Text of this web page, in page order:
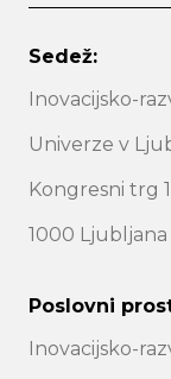
Sedež:
Inovacijsko-
Univerze v
Kongresni trg
1000 Ljubljana
Poslovni
Inovacijsko-